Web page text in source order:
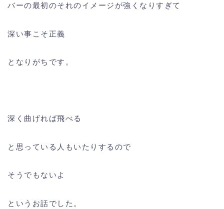
バーの最初のそれのイメージが強くなりすぎて
深い事こそ正義
となりがちです。
深く曲げれば飛べる
と思っている人もいたりするので
そうでもないよ
というお話でした。